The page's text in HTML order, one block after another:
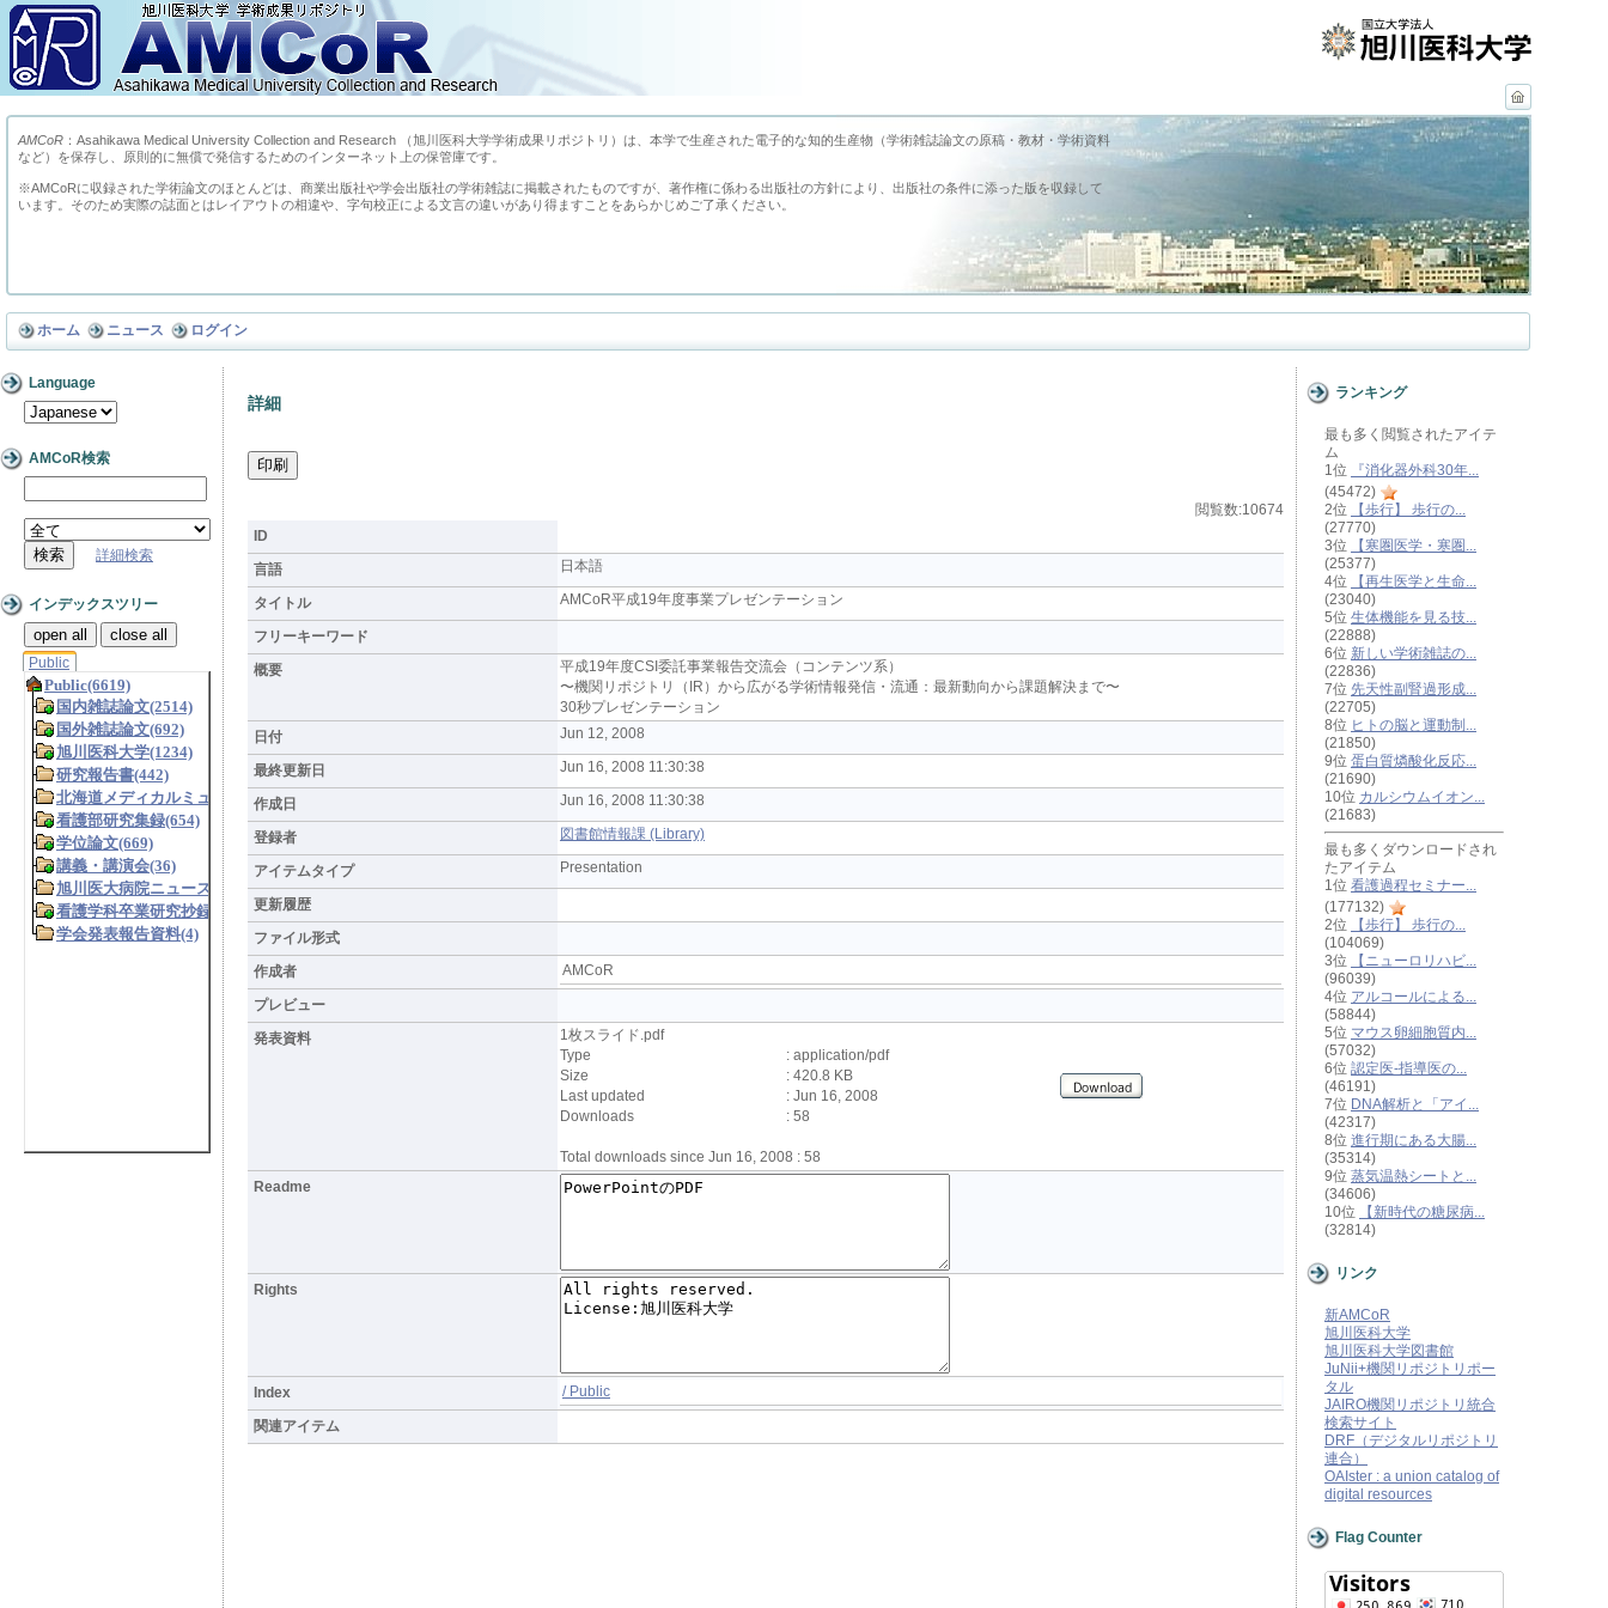
AMCoR ：Asahikawa Medical University Collection and Research （旭川医科大学学術成果リポジトリ）は、本学で生産された電子的な知的生産物（学術雑誌論文の原稿・教材・学術資料
など）を保存し、原則的に無償で発信するためのインターネット上の保管庫です。
※AMCoRに収録された学術論文のほとんどは、商業出版社や学会出版社の学術雑誌に掲載されたものですが、著作権に係わる出版社の方針により、出版社の条件に添った版を収録して
います。そのため実際の誌面とはレイアウトの相違や、字句校正による文言の違いがあり得ますことをあらかじめご了承ください。
ホーム ニュース ログイン
Language
AMCoR検索
詳細検索
インデックスツリー
open all close all
Public
詳細
閲覧数:10674
ID
言語
日本語
タイトル AMCoR平成19年度事業プレゼンテーション
フリーキーワード
概要
平成19年度CSI委託事業報告交流会（コンテンツ系）
〜機関リポジトリ（IR）から広がる学術情報発信・流通：最新動向から課題解決まで〜
30秒プレゼンテーション
日付
Jun 12, 2008
最終更新日 Jun 16, 2008 11:30:38
作成日 Jun 16, 2008 11:30:38
登録者 図書館情報課 (Library)
アイテムタイプ Presentation
更新履歴
ファイル形式
作成者
AMCoR
プレビュー
発表資料
1枚スライド.pdf
Type
: application/pdf
Size
: 420.8 KB
Last updated
: Jun 16, 2008
Downloads
: 58
Total downloads since Jun 16, 2008 : 58
Readme
Rights
Index / Public
関連アイテム
ランキング
最も多く閲覧されたアイテ
ム
1位
『消化器外科30年...
(45472)
2位
【歩行】 歩行の...
(27770)
3位
【寒圏医学・寒圏...
(25377)
4位
【再生医学と生命...
(23040)
5位 生体機能を見る技...
(22888)
6位 新しい学術雑誌の...
(22836)
7位 先天性副腎過形成...
(22705)
8位 ヒトの脳と運動制...
(21850)
9位 蛋白質燐酸化反応...
(21690)
10位 カルシウムイオン...
(21683)
最も多くダウンロードされ
たアイテム
1位 看護過程セミナー...
(177132)
2位
【歩行】 歩行の...
(104069)
3位
【ニューロリハビ...
(96039)
4位 アルコールによる...
(58844)
5位 マウス卵細胞質内...
(57032)
6位 認定医-指導医の...
(46191)
7位 DNA解析と「アイ...
(42317)
8位 進行期にある大腸...
(35314)
9位 蒸気温熱シートと...
(34606)
10位
【新時代の糖尿病...
(32814)
リンク
新AMCoR
旭川医科大学
旭川医科大学図書館
JuNii+機関リポジトリポー
タル
JAIRO機関リポジトリ統合
検索サイト
DRF（デジタルリポジトリ
連合）
OAIster : a union catalog of
digital resources
Flag Counter